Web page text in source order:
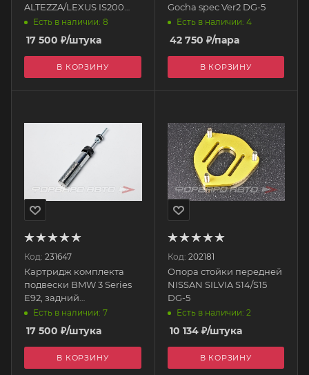
ALTEZZA/LEXUS IS200
SXE10, передний
SL2002F_cardridge
SILVER'S (SILVERS)
Есть в наличии: 8
17 500 ₽/штука
В КОРЗИНУ
Gocha spec Ver2 DG-5
Есть в наличии: 4
42 750 ₽/пара
В КОРЗИНУ
Код: 231647
Картридж комплекта
подвески BMW 3 Series
E92, задний
SB1006R_cartridge
SILVER'S (SILVERS)
Есть в наличии: 7
17 500 ₽/штука
В КОРЗИНУ
Код: 202181
Опора стойки передней
NISSAN SILVIA S14/S15
DG-5
Есть в наличии: 2
10 134₽/штука
В КОРЗИНУ